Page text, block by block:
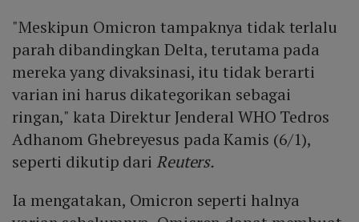
"Meskipun Omicron tampaknya tidak terlalu
parah dibandingkan Delta, terutama pada
mereka yang divaksinasi, itu tidak berarti
varian ini harus dikategorikan sebagai
ringan," kata Direktur Jenderal WHO Tedros
Adhanom Ghebreyesus pada Kamis (6/1),
seperti dikutip dari Reuters.
Ia mengatakan, Omicron seperti halnya